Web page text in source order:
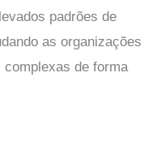
padrões de
as organizações
de forma